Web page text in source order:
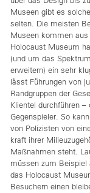
Museen gibt es
selten. Die meisten
Museen kommen
Holocaust Museum
(und um das
erweitern) ein sehr
lässt Führungen von
Randgruppen der
Klientel durchführen
Gegenspieler. So
von Polizisten von
kraft ihrer
Maßnahmen steht.
müssen zum Beispiel
das Holocaust
Besuchern einen